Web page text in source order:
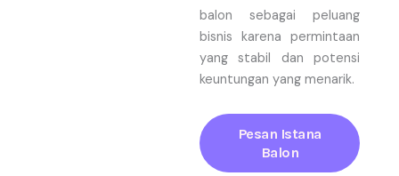
balon sebagai peluang
bisnis karena permintaan
yang stabil dan potensi
keuntungan yang menarik.
Pesan Istana
Balon